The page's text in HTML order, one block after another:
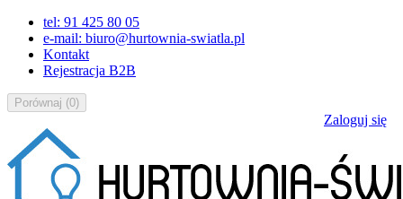
tel: 91 425 80 05
e-mail: biuro@hurtownia-swiatla.pl
Kontakt
Rejestracja B2B
Porównaj (0)
Zaloguj się